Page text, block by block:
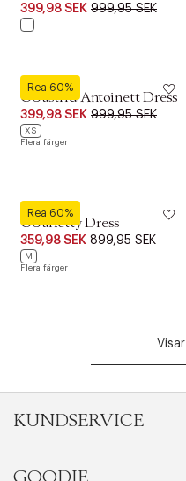
399,98 SEK 999,95 SEK
L
Rea 60%
Culture
CUastrid Antoinett Dress
399,98 SEK 999,95 SEK
XS
Flera färger
Rea 60%
Culture
CUarletty Dress
359,98 SEK 899,95 SEK
M
Flera färger
Visar
KUNDSERVICE
Onlineköp
GOODIE